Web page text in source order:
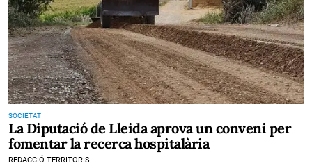
SOCIETAT
La Diputació de Lleida aprova un conveni per
fomentar la recerca hospitalària
REDACCIÓ TERRITORIS